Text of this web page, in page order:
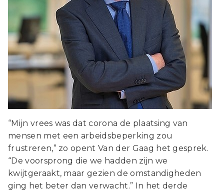
“Mijn vrees was dat corona de plaatsing van
mensen met een arbeidsbeperking zou
frustreren,” zo opent Van der Gaag het gesprek.
“De voorsprong die we hadden zijn we
kwijtgeraakt, maar gezien de omstandigheden
ging het beter dan verwacht.” In het derde